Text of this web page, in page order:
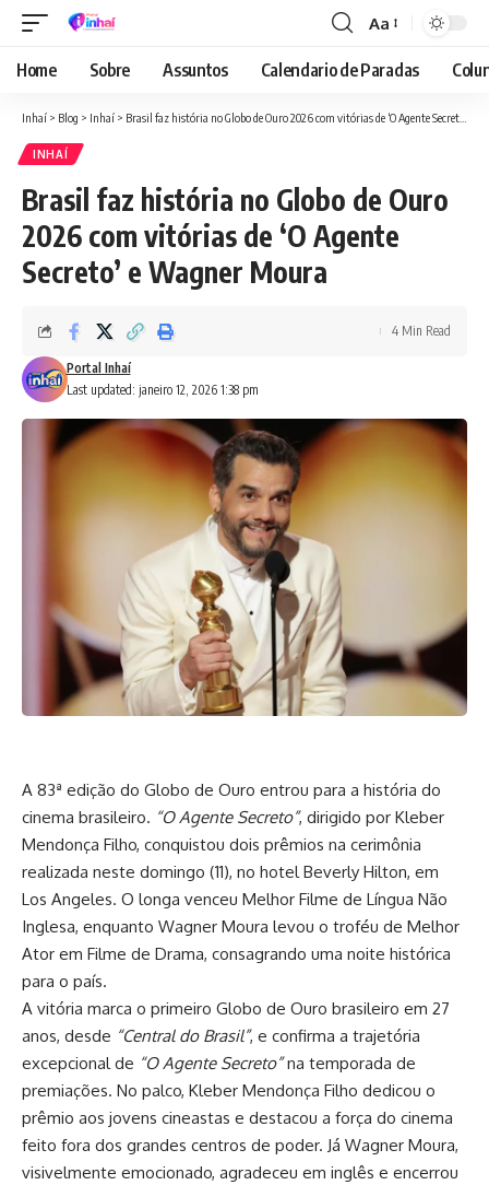
Font
Resizer
Aa
Home Sobre Assuntos Calendario de Paradas
Inhaí > Blog > Inhaí > Brasil faz história no Globo de Ouro 2026 com vitórias de ‘O Agente Secreto’ e Wagner Moura
INHAÍ
Brasil faz história no Globo de Ouro
2026 com vitórias de ‘O Agente
Secreto’ e Wagner Moura
Last updated: janeiro 12, 2026 1:38 pm
Portal Inhaí
4 Min Read
A 83ª edição do Globo de Ouro entrou para a história do
cinema brasileiro. “O Agente Secreto”, dirigido por Kleber
Mendonça Filho, conquistou dois prêmios na cerimônia
realizada neste domingo (11), no hotel Beverly Hilton, em
Los Angeles. O longa venceu Melhor Filme de Língua Não
Inglesa, enquanto Wagner Moura levou o troféu de Melhor
Ator em Filme de Drama, consagrando uma noite histórica
para o país.
A vitória marca o primeiro Globo de Ouro brasileiro em 27
anos, desde “Central do Brasil”, e confirma a trajetória
excepcional de “O Agente Secreto”na temporada de
premiações. No palco, Kleber Mendonça Filho dedicou o
prêmio aos jovens cineastas e destacou a força do cinema
feito fora dos grandes centros de poder. Já Wagner Moura,
visivelmente emocionado, agradeceu em inglês e encerrou